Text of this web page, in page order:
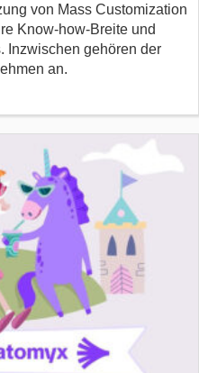
von Mass Customization
Know-how-Breite und
Inzwischen gehören der
an.